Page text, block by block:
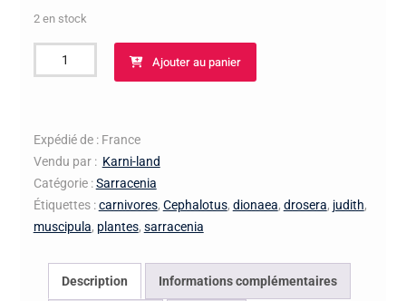
2 en stock
quantité
de
x
orange
fire
hybride
Ajouter au panier
Expédié de : France
Vendu par : Karni-land
Catégorie :Sarracenia
Étiquettes :carnivores, Cephalotus, dionaea, drosera, judith,
muscipula, plantes, sarracenia
Description Informations complémentaires